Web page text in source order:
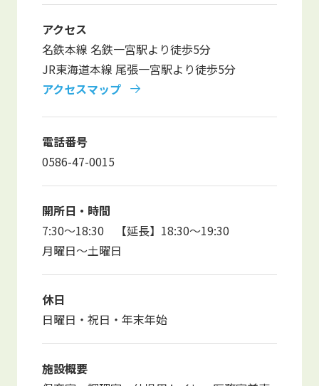
プライバシーポリシー サイトのご利用について
サイトマップ ニチイ学館オフィシャルサイト
アクセス
名鉄本線 名鉄一宮駅より徒歩5分
JR東海道本線 尾張一宮駅より徒歩5分
アクセスマップ
電話番号
0586-47-0015
開所日・時間
7:30～18:30 【延長】18:30～19:30
月曜日～土曜日
休日
日曜日・祝日・年末年始
施設概要